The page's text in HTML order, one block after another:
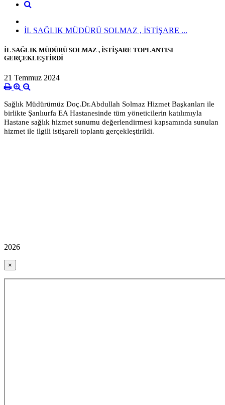
İL SAĞLIK MÜDÜRÜ SOLMAZ , İSTİŞARE ...
İL SAĞLIK MÜDÜRÜ SOLMAZ , İSTİŞARE TOPLANTISI
GERÇEKLEŞTİRDİ
21 Temmuz 2024
Sağlık Müdürümüz Doç.Dr.Abdullah Solmaz Hizmet Başkanları ile
birlikte Şanlıurfa EA Hastanesinde tüm yöneticilerin katılımıyla
Hastane sağlık hizmet sunumu değerlendirmesi kapsamında sunulan
hizmet ile ilgili istişareli toplantı gerçekleştirildi.
2026
×